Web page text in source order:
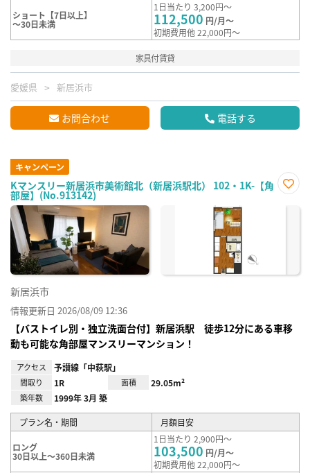
ショート【7日以上】
～30日未満
1日当たり 3,200円～
112,500 円/月～
初期費用他 22,000円～
家具付賃貸
愛媛県 新居浜市
お問合わせ 電話する
キャンペーン
Kマンスリー新居浜市美術館北（新居浜駅北） 102・1K-【角
部屋】(No.913142)
に入
新居浜市
情報更新日 2026/08/09 12:36
【バストイレ別・独立洗面台付】新居浜駅 徒歩12分にある車移
動も可能な角部屋マンスリーマンション！
アクセス 予讃線「中萩駅」
間取り 1R 面積 29.05m²
築年数 1999年 3月 築
プラン名・期間 月額目安
ロング
30日以上～360日未満
1日当たり 2,900円～
103,500 円/月～
初期費用他 22,000円～